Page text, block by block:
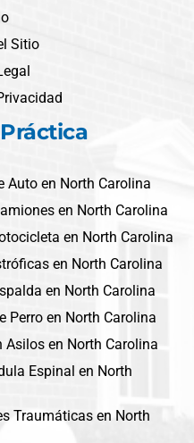
Sitio
Auto en North Carolina
en North Carolina
en North Carolina
en North Carolina
en North Carolina
Perro en North Carolina
en North Carolina
Espinal en North
Traumáticas en North